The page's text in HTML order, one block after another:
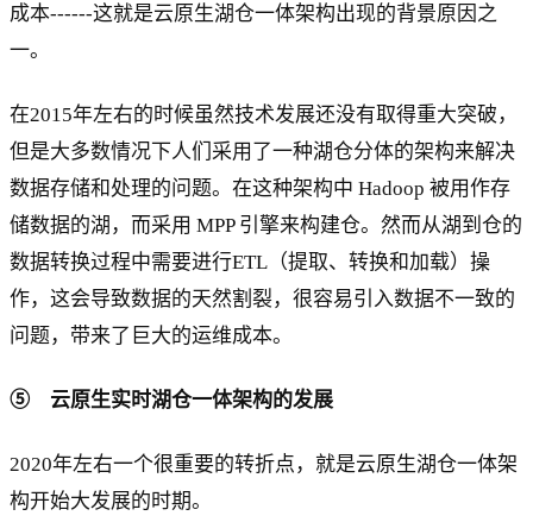
成本------这就是云原生湖仓一体架构出现的背景原因之
一。
在2015年左右的时候虽然技术发展还没有取得重大突破，
但是大多数情况下人们采用了一种湖仓分体的架构来解决
数据存储和处理的问题。在这种架构中 Hadoop 被用作存
储数据的湖，而采用 MPP 引擎来构建仓。然而从湖到仓的
数据转换过程中需要进行ETL（提取、转换和加载）操
作，这会导致数据的天然割裂，很容易引入数据不一致的
问题，带来了巨大的运维成本。
⑤ 云原生实时湖仓一体架构的发展
2020年左右一个很重要的转折点，就是云原生湖仓一体架
构开始大发展的时期。